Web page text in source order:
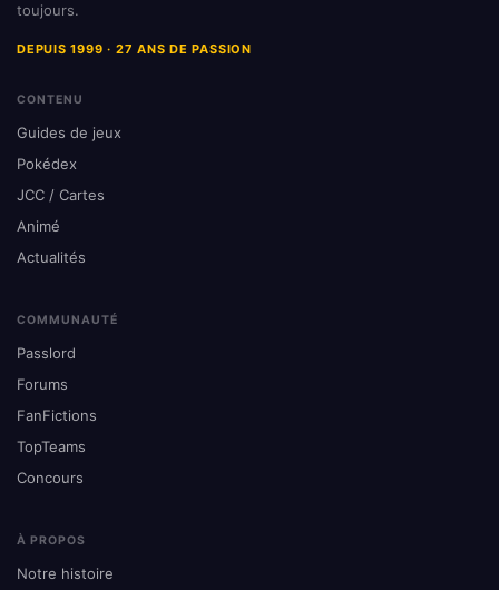
toujours.
DEPUIS 1999 · 27 ANS DE PASSION
CONTENU
Guides de jeux
Pokédex
JCC / Cartes
Animé
Actualités
COMMUNAUTÉ
Passlord
Forums
FanFictions
TopTeams
Concours
À PROPOS
Notre histoire